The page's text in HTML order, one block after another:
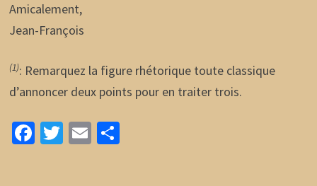
Amicalement,
Jean-François
(1): Remarquez la figure rhétorique toute classique
d’annoncer deux points pour en traiter trois.
Fa T
E P